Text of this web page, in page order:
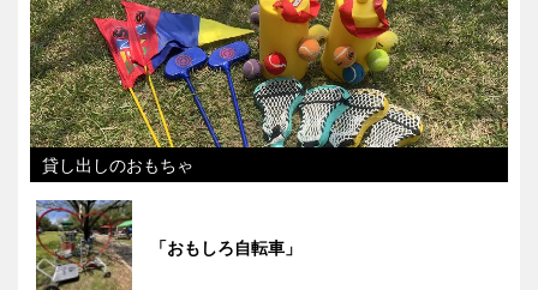
貸し出しのおもちゃ
「おもしろ自転車」